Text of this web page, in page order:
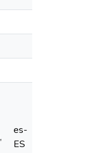
es-
ES